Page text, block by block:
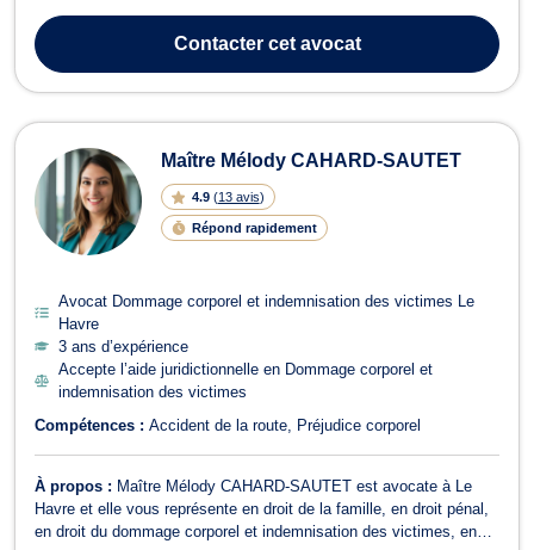
matière de procédure de divorce à l’amiable (par consentement
mutuel) ou divorce judici...Contactercet avocat
Maître Mélody CAHARD-SAUTET
4.9 (13 avis)
Répond rapidement
Avocat Dommage corporel et indemnisation des victimes Le
Havre
3 ans d’expérience
Accepte l’aide juridictionnelle en Dommage corporel et
indemnisation des victimes
Compétences : Accident de la route Préjudice corporel
À propos : Maître Mélody CAHARD-SAUTET est avocate à Le
Havre et elle vous représente en droit de la famille, en droit pénal,
en droit du dommage corporel et indemnisation des victimes, en